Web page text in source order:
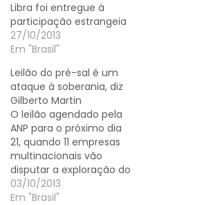
Libra foi entregue à
participação estrangeia
27/10/2013
Em "Brasil"
Leilão do pré-sal é um
ataque à soberania, diz
Gilberto Martin
O leilão agendado pela
ANP para o próximo dia
21, quando 11 empresas
multinacionais vão
disputar a exploração do
Campo de Libra, está
gerando protestos em
03/10/2013
Em "Brasil"